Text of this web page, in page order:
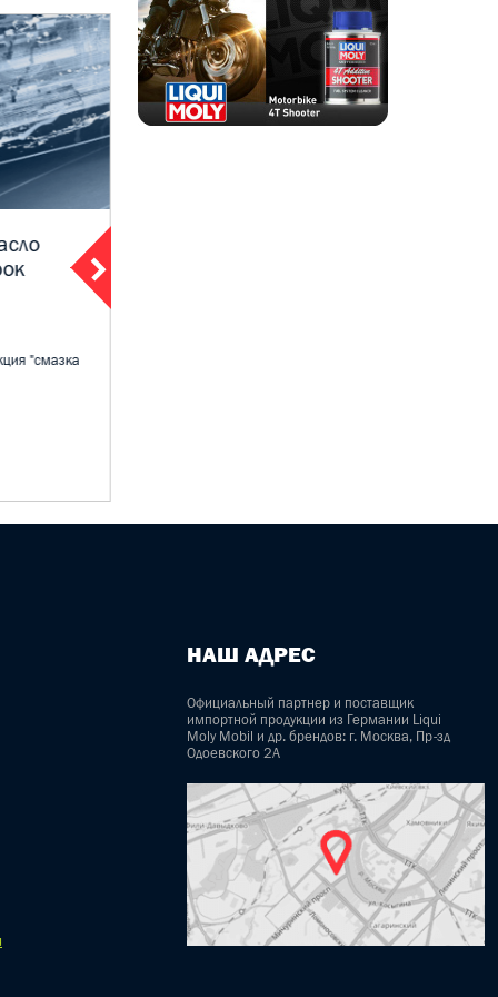
"смазка
НАШ АДРЕС
Официальный партнер и поставщик
импортной продукции из Германии Liqui
Moly Mobil и др. брендов: г. Москва, Пр-зд
Одоевского 2А